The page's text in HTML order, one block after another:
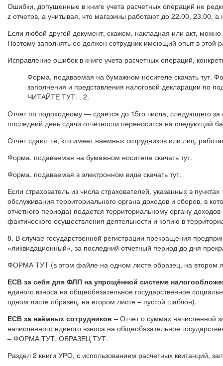
Ошибки, допущенные в книге учета расчетных операций не
z отчетов, а учитывая, что магазины работают до 22.00, 23.00, а
Если любой другой документ, скажем, накладная или акт,
Поэтому заполнять ее должен сотрудник имеющий опыт в этой
Исправление ошибок в книге учета расчетных операций,
Форма, подаваемая на бумажном носителе скачать тут.
заполнения и представления налоговой
ЧИТАЙТЕ ТУТ. . 2.
Отчёт по подоходному — сдаётся до 15го числа, следующего
последний день сдачи отчётности переносится на следующий
Отчёт сдают те, кто имеет наёмных сотрудников или лиц,
Форма, подаваемая на бумажном носителе скачать тут.
Форма, подаваемая в электронном виде скачать тут.
Если страхователь из числа страхователей, указанных в
обслуживания территориального органа доходов и сборов, в
отчетного периода) подается территориальному органу
фактического осуществления деятельности и копию в
8. В случае государственной регистрации прекращения
«ликвидационный», за последний отчетный период до дня
ФОРМА ТУТ (в этом файле на одном листе образец, на втором
ЕСВ за себя для ФЛП на упрощённой системе
единого взноса на общеобязательное государственное
одном листе образец, на втором листе – пустой шаблон).
ЕСВ за наёмных сотрудников – Отчет о суммах начисленной
начисленного единого взноса на общеобязательное
– ФОРМА ТУТ, ОБРАЗЕЦ ТУТ.
Раздел 2 книги УРО, с использованием расчетных квитанций,